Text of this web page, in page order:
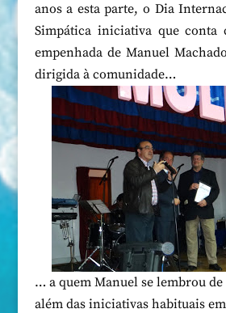
anos a esta parte, o Dia
Simpática iniciativa que
empenhada de Manuel
dirigida à comunidade…
… a quem Manuel se lembrou
além das iniciativas habituais